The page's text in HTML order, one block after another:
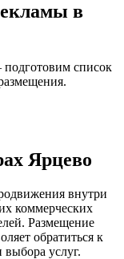
в
подготовим список
Ярцево
внутри
коммерческих
Размещение
обратиться к
услуг.